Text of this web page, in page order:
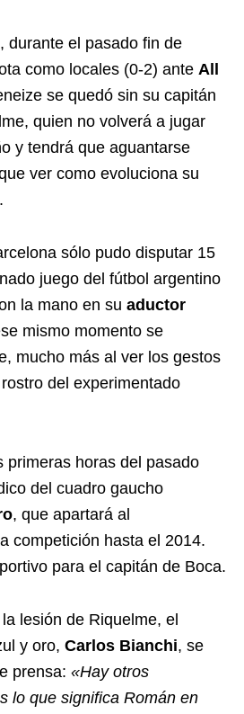
durante el pasado fin de
como locales (0-2) ante All
se quedó sin su capitán
quien no volverá a jugar
y tendrá que aguantarse
ver como evoluciona su
sólo pudo disputar 15
juego del fútbol argentino
la mano en su aductor
mismo momento se
mucho más al ver los gestos
del experimentado
primeras horas del pasado
del cuadro gaucho
, que apartará al
competición hasta el 2014.
para el capitán de Boca.
lesión de Riquelme, el
y oro, Carlos Bianchi, se
prensa: «Hay otros
lo que significa Román en